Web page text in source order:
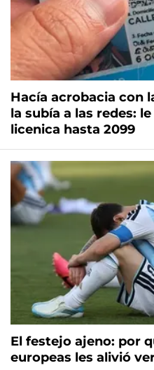
Hacía acrobacia con
la subía a las redes:
licenica hasta 2099
El festejo ajeno: por
europeas les alivió